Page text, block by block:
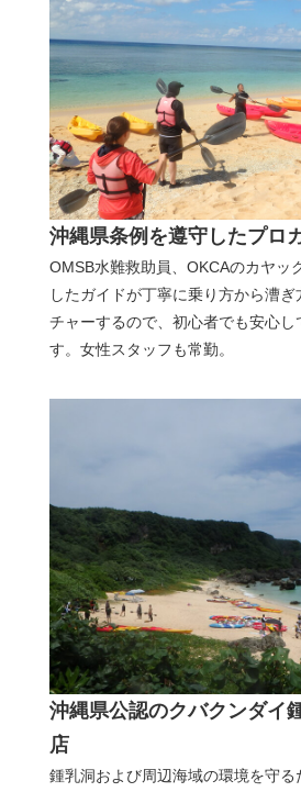
沖縄県条例を遵守したプロ
OMSB水難救助員、OKCAのカヤッ
したガイドが丁寧に乗り方から漕
チャーするので、初心者でも安心し
す。女性スタッフも常勤。
沖縄県公認のクバクンダイ
店
鍾乳洞および周辺海域の環境を守